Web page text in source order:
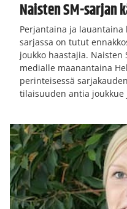
Naisten SM-sarjan
Perjantaina ja lauantaina
sarjassa on tutut
joukko haastajia.
medialle maanantaina
perinteisessä
tilaisuuden antia joukkue